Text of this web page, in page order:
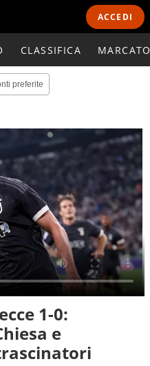
ACCEDI
CLASSIFICA
preferite
1-0:
e